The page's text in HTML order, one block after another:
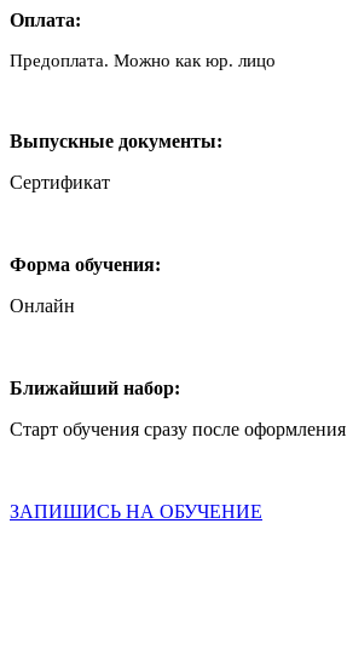
Оплата:
Предоплата. Можно как юр. лицо
Выпускные документы:
Сертификат
Форма обучения:
Онлайн
Ближайший набор:
Старт обучения сразу после оформления
ЗАПИШИСЬ НА ОБУЧЕНИЕ